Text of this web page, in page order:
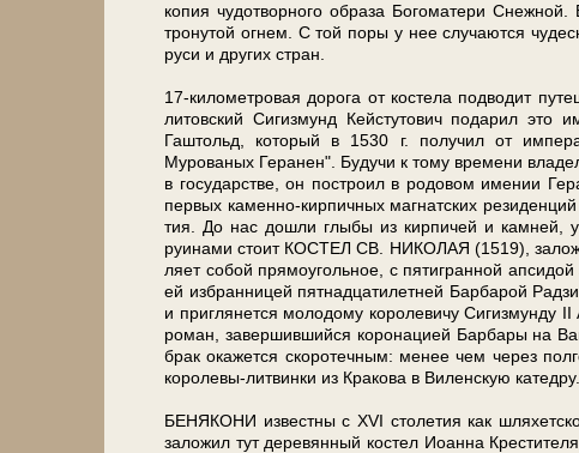
ко­пия чудотворного образа Богоматери
тронутой ог­нем. С той по­ры у нее случаются
ру­си и дру­гих стран.
17-километровая дорога от ко­сте­ла подводит
ли­тов­ский Сигизмунд Кейстутович подарил
Гаштольд, ко­то­рый в 1530 г. по­лу­чил от
Мурованых Геранен". Будучи к то­му вре­ме­ни
в го­су­дар­стве, он по­стро­ил в ро­до­вом име­нии
пер­вых каменно-кирпичных маг­нат­ских
тия. До нас дошли глыбы из кирпичей и кам­ней,
руинами стоит КОСТЕЛ СВ. НИКОЛАЯ (1519),
ля­ет со­бой прямоугольное, с пятигранной
ей избранницей пятнадцатилетней Барбарой
и приглянется молодому королевичу Сигизмунду
роман, завершившийся коронацией Барбары на
брак окажется скоротечным: ме­нее чем че­рез
королевы-литвинки из Кра­ко­ва в Виленскую катедру.
БЕНЯКОНИ из­вест­ны с ХVI сто­ле­тия как
заложил тут де­ре­вян­ный ко­стел Иоан­на